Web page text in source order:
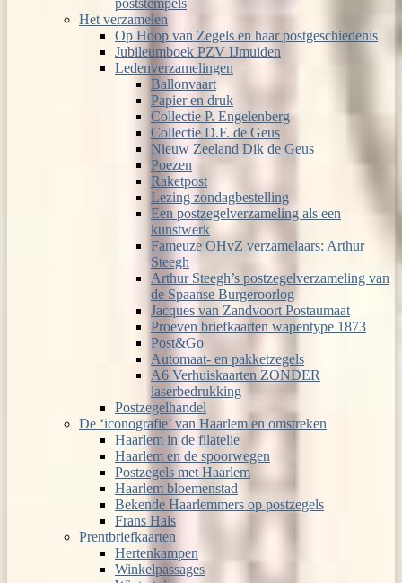
poststempels
Het verzamelen
Op Hoop van Zegels en haar postgeschiedenis
Jubileumboek PZV IJmuiden
Ledenverzamelingen
Ballonvaart
Papier en druk
Collectie P. Engelenberg
Collectie D.F. de Geus
Nieuw Zeeland Dik de Geus
Poezen
Raketpost
Lezing zondagbestelling
Een postzegelverzameling als een
kunstwerk
Fameuze OHvZ verzamelaars: Arthur
Steegh
Arthur Steegh’s postzegelverzameling van
de Spaanse Burgeroorlog
Jacques van Zandvoort Postaumaat
Proeven briefkaarten wapentype 1873
Post&Go
Automaat- en pakketzegels
A6 Verhuiskaarten ZONDER
laserbedrukking
Postzegelhandel
De ‘iconografie’ van Haarlem en omstreken
Haarlem in de filatelie
Haarlem en de spoorwegen
Postzegels met Haarlem
Haarlem bloemenstad
Bekende Haarlemmers op postzegels
Frans Hals
Prentbriefkaarten
Hertenkampen
Winkelpassages